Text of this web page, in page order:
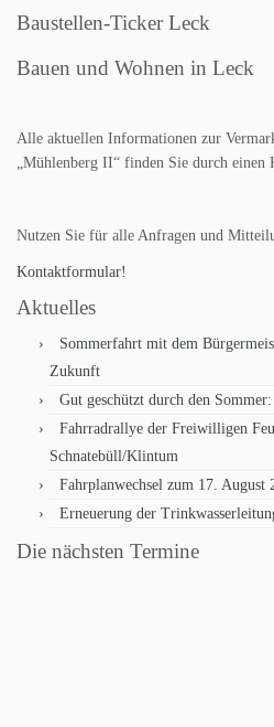
Baustellen-Ticker Leck
Bauen und Wohnen in Leck
Alle aktuellen Informationen zur
„Mühlenberg II“ finden Sie durch
Nutzen Sie für alle Anfragen und
Kontaktformular!
Aktuelles
Sommerfahrt mit dem
Zukunft
Gut geschützt durch den
Fahrradrallye der Freiwilligen
Schnatebüll/Klintum
Fahrplanwechsel zum 17. August
Erneuerung der
Die nächsten Termine